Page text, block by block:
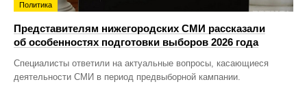
Политика
Представителям нижегородских СМИ рассказали
об особенностях подготовки выборов 2026 года
Специалисты ответили на актуальные вопросы, касающиеся
деятельности СМИ в период предвыборной кампании.